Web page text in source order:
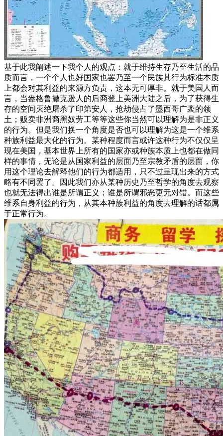
基于此我阐述一下我个人的观点：就于维持生存乃至生活的品
质而言，一个个人也好国家也罢乃至一个民族其行为标准本质
上都会对其利益的来源方负责，这本无可厚非。就于美国人而
言，当盎格鲁撒克逊人的后裔登上美洲大陆之后，为了获得生
存的空间灭绝屠杀了印第安人，抢劫侵占了墨西哥广袤的领
土；贩卖非洲裔黑奴劳工等等这些你当然可以理解为是非正义
的行为。但是我们换一个角度是否也可以理解为这是一个维系
种族利益最大化的行为。某种程度而言或许这种行为不仅仅呈
现在美国，基本世界上所有的国家亦或种族本质上也都在做同
样的事情，无论是从国家利益的层面乃至宗教矛盾的层面，你
用这个理论去解释他们的行为都适用，只不过呈现出来的方式
略有不同罢了。因此我们亦从某种历史乃至哲学的角度去观察
也就无法得出谁是所谓正义；谁是所谓邪恶更无对错。而这些
维系自身利益的行为，从其本种族利益的角度去理解的话都属
于正常行为。